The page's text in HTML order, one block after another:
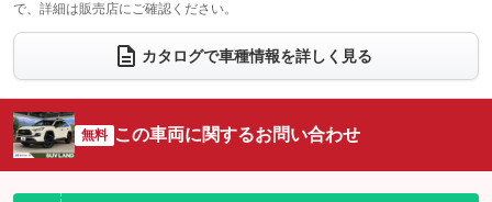
ウォークスルー
：装備なし
電動リアゲート フロントカメラ
：装備あり
：装備あり ：装備あり
サイドカメラ
：装備あり ルーフレール
：装備あり
：装備なし
：装備なし
で、詳細は販売店にご確認ください。
カタログで車種情報を詳しく見る
無料 この車両に関するお問い合わせ